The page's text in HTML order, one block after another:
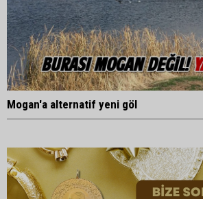
Mogan'a alternatif yeni göl